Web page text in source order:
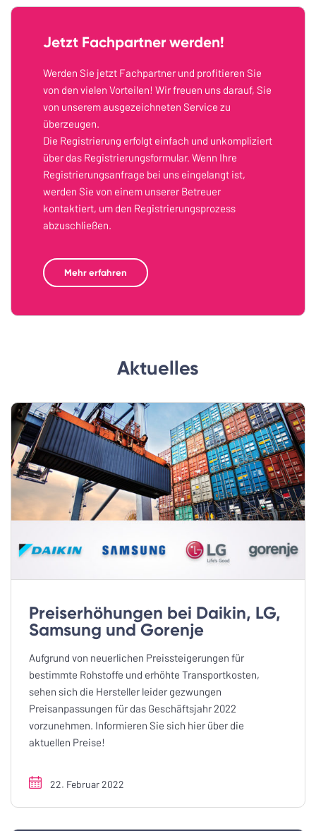
Jetzt Fachpartner werden!
Werden Sie jetzt Fachpartner und profitieren Sie
von den vielen Vorteilen! Wir freuen uns darauf, Sie
von unserem ausgezeichneten Service zu
überzeugen.
Die Registrierung erfolgt einfach und unkompliziert
über das Registrierungsformular. Wenn Ihre
Registrierungsanfrage bei uns eingelangt ist,
werden Sie von einem unserer Betreuer
kontaktiert, um den Registrierungsprozess
abzuschließen.
Mehr erfahren
Aktuelles
Preiserhöhungen bei Daikin, LG,
Samsung und Gorenje
Aufgrund von neuerlichen Preissteigerungen für
bestimmte Rohstoffe und erhöhte Transportkosten,
sehen sich die Hersteller leider gezwungen
Preisanpassungen für das Geschäftsjahr 2022
vorzunehmen. Informieren Sie sich hier über die
aktuellen Preise!
22. Februar 2022